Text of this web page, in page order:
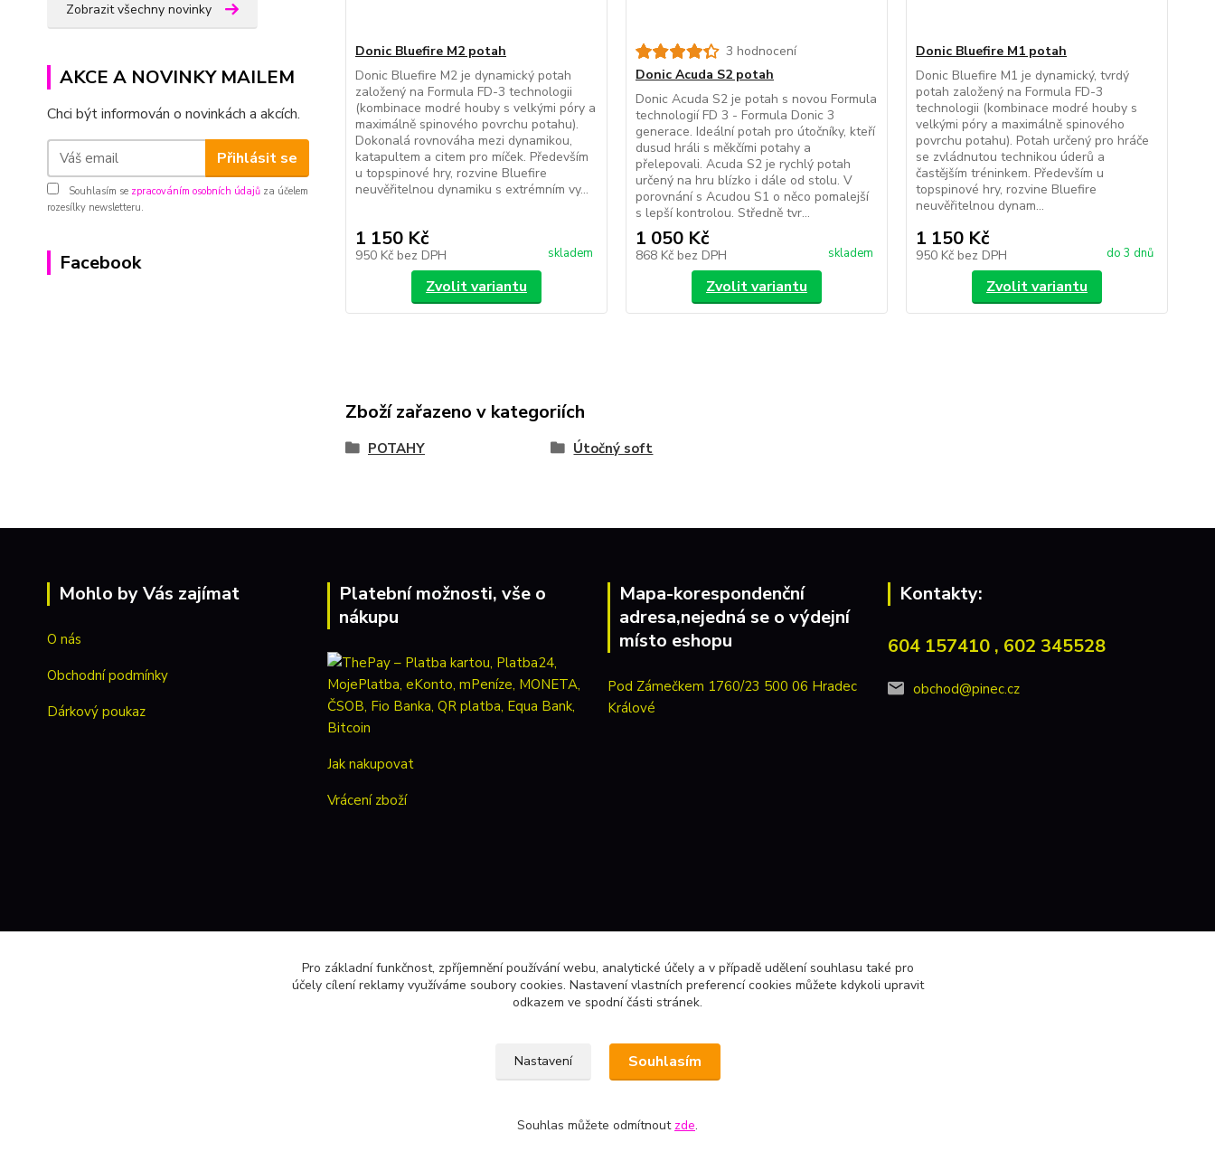
Zobrazit všechny novinky
AKCE A NOVINKY MAILEM
Chci být informován o novinkách a akcích.
Přihlásit se
Souhlasím se zpracováním osobních údajů za účelem
rozesílky newsletteru.
Facebook
Donic Bluefire M2 potah
Donic Bluefire M2 je dynamický potah
založený na Formula FD-3 technologii
(kombinace modré houby s velkými póry a
maximálně spinového povrchu potahu).
Dokonalá rovnováha mezi dynamikou,
katapultem a citem pro míček. Především
u topspinové hry, rozvine Bluefire
neuvěřitelnou dynamiku s extrémním vy...
1 150 Kč
950 Kč bez DPH skladem
Zvolit variantu
3 hodnocení
Donic Acuda S2 potah
Donic Acuda S2 je potah s novou Formula
technologií FD 3 - Formula Donic 3
generace. Ideální potah pro útočníky, kteří
dusud hráli s měkčími potahy a
přelepovali. Acuda S2 je rychlý potah
určený na hru blízko i dále od stolu. V
porovnání s Acudou S1 o něco pomalejší
s lepší kontrolou. Středně tvr...
1 050 Kč
868 Kč bez DPH skladem
Zvolit variantu
Donic Bluefire M1 potah
Donic Bluefire M1 je dynamický, tvrdý
potah založený na Formula FD-3
technologii (kombinace modré houby s
velkými póry a maximálně spinového
povrchu potahu). Potah určený pro hráče
se zvládnutou technikou úderů a
častějším tréninkem. Především u
topspinové hry, rozvine Bluefire
neuvěřitelnou dynam...
1 150 Kč
950 Kč bez DPH do 3 dnů
Zvolit variantu
Zboží zařazeno v kategoriích
POTAHY Útočný soft
Mohlo by Vás zajímat
O nás
Obchodní podmínky
Dárkový poukaz
Platební možnosti, vše o
nákupu
Jak nakupovat
Vrácení zboží
Mapa-korespondenční
adresa,nejedná se o výdejní
místo eshopu
Pod Zámečkem 1760/23 500 06 Hradec
Králové
Kontakty:
604 157410 , 602 345528
obchod@pinec.cz
Pro základní funkčnost, zpříjemnění používání webu, analytické účely a v případě udělení souhlasu také pro
účely cílení reklamy využíváme soubory cookies. Nastavení vlastních preferencí cookies můžete kdykoli upravit
odkazem ve spodní části stránek.
Nastavení Souhlasím
Souhlas můžete odmítnout zde.